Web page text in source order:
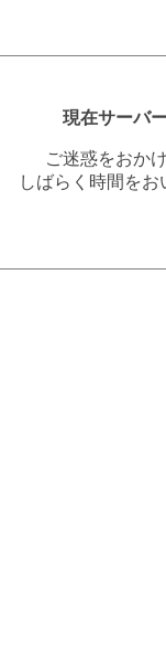
現在サーバ
ご迷惑をおか
しばらく時間を